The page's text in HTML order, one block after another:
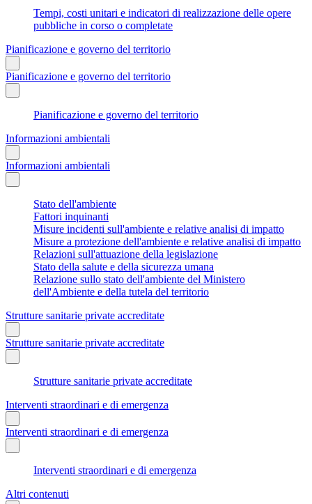
Tempi, costi unitari e indicatori di realizzazione delle opere
pubbliche in corso o completate
Pianificazione e governo del territorio
Pianificazione e governo del territorio
Pianificazione e governo del territorio
Informazioni ambientali
Informazioni ambientali
Stato dell'ambiente
Fattori inquinanti
Misure incidenti sull'ambiente e relative analisi di impatto
Misure a protezione dell'ambiente e relative analisi di impatto
Relazioni sull'attuazione della legislazione
Stato della salute e della sicurezza umana
Relazione sullo stato dell'ambiente del Ministero
dell'Ambiente e della tutela del territorio
Strutture sanitarie private accreditate
Strutture sanitarie private accreditate
Strutture sanitarie private accreditate
Interventi straordinari e di emergenza
Interventi straordinari e di emergenza
Interventi straordinari e di emergenza
Altri contenuti